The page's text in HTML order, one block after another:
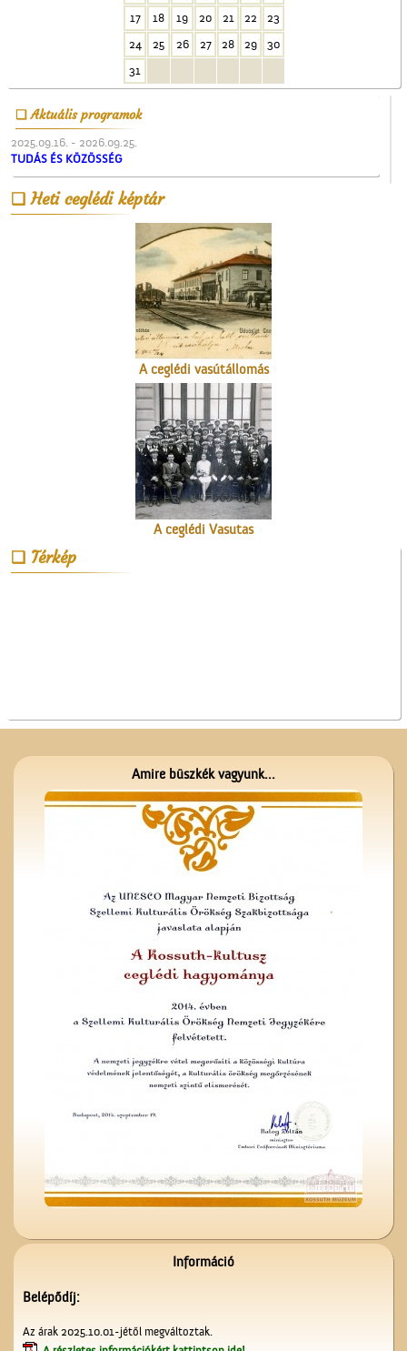
17
18 19 20 21 22
23
24
25 26 27 28 29
30
31
Aktuális programok
2025.09.16. - 2026.09.25.
TUDÁS ÉS KÖZÖSSÉG
Heti ceglédi képtár
Műkedvelő színjátszók
A ceglédi vasútállomás
A ceglédi Vasutas
Kezdődik az iskola!
Üzenet a harctérre
épülete
A Vasútépítő- és
Karbantartó
Térkép
Amire büszkék vagyunk...
Információ
Belépődíj:
Az árak 2025.10.01-jétől megváltoztak.